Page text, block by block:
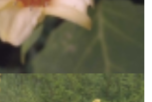
Japanse wasbloem
Kirengeshoma koreana